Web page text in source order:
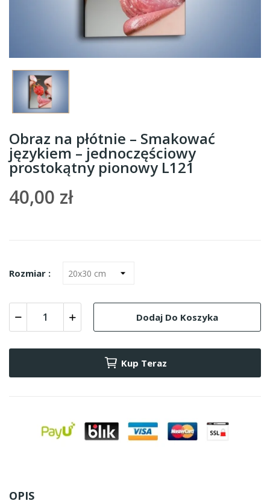
Obraz na płótnie – Smakować
językiem – jednoczęściowy
prostokątny pionowy L121
40,00 zł
Rozmiar :
Dodaj Do Koszyka
Kup Teraz
OPIS